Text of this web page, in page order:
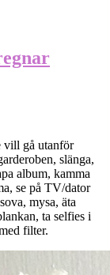
vill gå utanför
slänga,
album, kamma
se på TV/dator
mysa, äta
ta selfies i
filter.